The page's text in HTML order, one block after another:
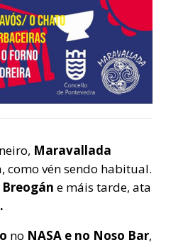
Maravallada
vén sendo habitual.
Breogán e máis tarde, ata
no NASA e no Noso Bar,